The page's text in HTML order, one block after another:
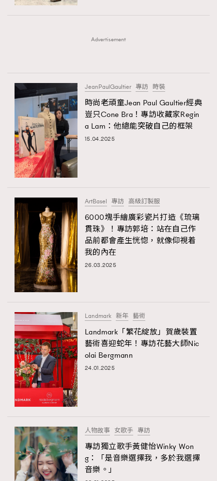
AFrenchMind
DressLikeAParisienne
EmpowerF
FashionWeek FigaroAesthetic
Advertisement
JeanPaulGaultier 專訪 時裝
時尚老頑童Jean Paul Gaultier經典
豈只Cone Bra！專訪收藏家Regin
a Lam：他總能突破自己的框架
15.04.2025
ArtBasel 專訪 高級訂製服
6000塊手繪廣彩瓷片打造《琉璃
貫珠》！專訪郭培：站在自己作
品前都會產生恍惚，就像仰視着
我的內在
26.03.2025
Landmark 新年 藝術
Landmark「繁花綻放」賀歲裝置
藝術喜迎蛇年！專訪花藝大師Nic
olai Bergmann
24.01.2025
人物故事 女歌手 專訪
專訪獨立歌手黃健怡Winky Won
g：「是音樂選擇我，多於我選擇
音樂。」